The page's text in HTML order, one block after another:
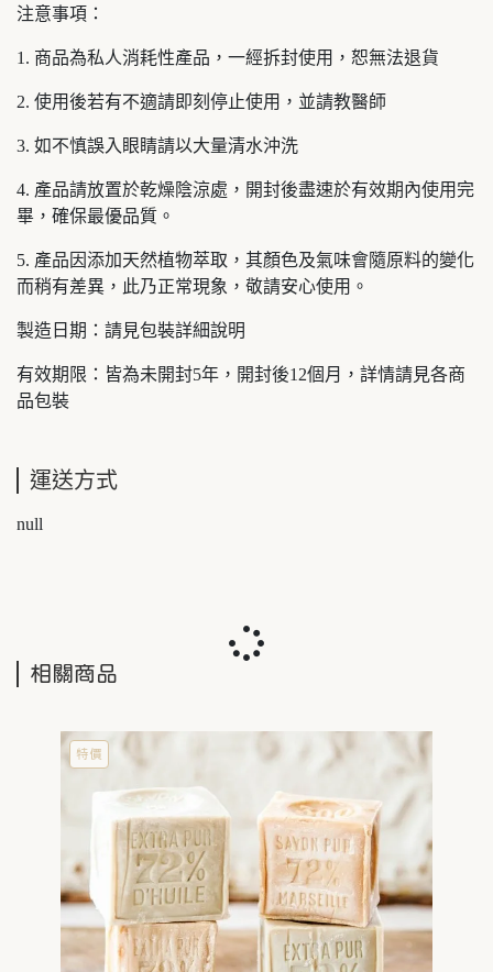
注意事項：
1. 商品為私人消耗性產品，一經拆封使用，恕無法退貨
2. 使用後若有不適請即刻停止使用，並請教醫師
3. 如不慎誤入眼睛請以大量清水沖洗
4. 產品請放置於乾燥陰涼處，開封後盡速於有效期內使用完
畢，確保最優品質。
5. 產品因添加天然植物萃取，其顏色及氣味會隨原料的變化
而稍有差異，此乃正常現象，敬請安心使用。
製造日期：請見包裝詳細說明
有效期限：皆為未開封5年，開封後12個月，詳情請見各商
品包裝
運送方式
null
相關商品
特價